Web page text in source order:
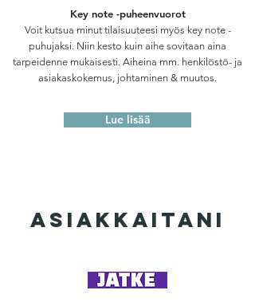
Key note -puheenvuorot
Voit kutsua minut tilaisuuteesi myös key note -
puhujaksi. Niin kesto kuin aihe sovitaan aina
tarpeidenne mukaisesti. Aiheina mm. henkilöstö- ja
asiakaskokemus, johtaminen & muutos.
Lue lisää
asiakkaitani